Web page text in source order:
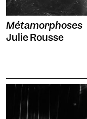
Métamorphoses
Julie Rousse